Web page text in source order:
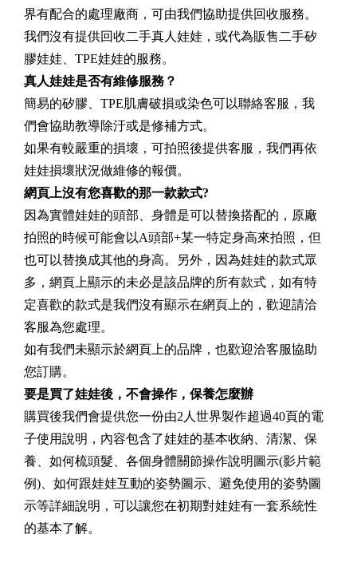
界有配合的處理廠商，可由我們協助提供回收服務。
我們沒有提供回收二手真人娃娃，或代為販售二手矽
膠娃娃、TPE娃娃的服務。
真人娃娃是否有維修服務？
簡易的矽膠、TPE肌膚破損或染色可以聯絡客服，我
們會協助教導除汙或是修補方式。
如果有較嚴重的損壞，可拍照後提供客服，我們再依
娃娃損壞狀況做維修的報價。
網頁上沒有您喜歡的那一款款式?
因為實體娃娃的頭部、身體是可以替換搭配的，原廠
拍照的時候可能會以A頭部+某一特定身高來拍照，但
也可以替換成其他的身高。另外，因為娃娃的款式眾
多，網頁上顯示的未必是該品牌的所有款式，如有特
定喜歡的款式是我們沒有顯示在網頁上的，歡迎請洽
客服為您處理。
如有我們未顯示於網頁上的品牌，也歡迎洽客服協助
您訂購。
要是買了娃娃後，不會操作，保養怎麼辦
購買後我們會提供您一份由2人世界製作超過40頁的電
子使用說明，內容包含了娃娃的基本收納、清潔、保
養、如何梳頭髮、各個身體關節操作說明圖示(影片範
例)、如何跟娃娃互動的姿勢圖示、避免使用的姿勢圖
示等詳細說明，可以讓您在初期對娃娃有一套系統性
的基本了解。